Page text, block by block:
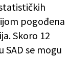
pogođena
Skoro 12
SAD se mogu